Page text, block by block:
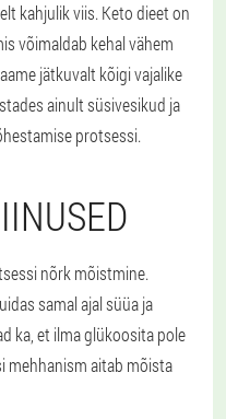
kahjulik viis. Keto dieet on
võimaldab kehal vähem
jätkuvalt kõigi vajalike
ainult süsivesikud ja
protsessi.
nõrk mõistmine.
samal ajal süüa ja
ka, et ilma glükoosita pole
mehhanism aitab mõista